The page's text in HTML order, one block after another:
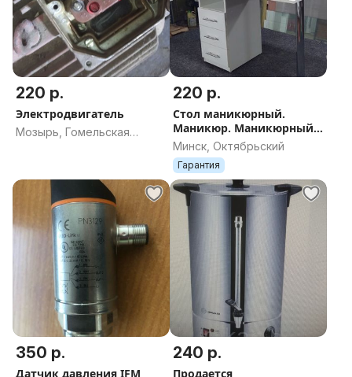
техники, мастерских, прессов или собственных DIY-
проектов (самодело
220 р.
Электродвигатель
Мозырь, Гомельская
220 р.
Стол маникюрный.
Маникюр. Маникюрный
стол.
Минск, Октябрьский
Гарантия
350 р.
Датчик давления IFM
240 р.
Продается